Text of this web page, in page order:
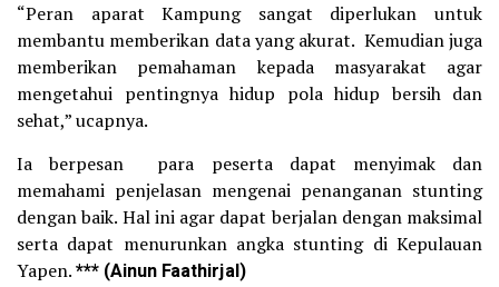
“Peran aparat Kampung sangat diperlukan untuk
membantu memberikan data yang akurat. Kemudian juga
memberikan pemahaman kepada masyarakat agar
mengetahui pentingnya hidup pola hidup bersih dan
sehat,” ucapnya.
Ia berpesan para peserta dapat menyimak dan
memahami penjelasan mengenai penanganan stunting
dengan baik. Hal ini agar dapat berjalan dengan maksimal
serta dapat menurunkan angka stunting di Kepulauan
Yapen.*** (Ainun Faathirjal)